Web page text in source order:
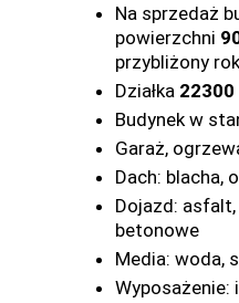
Na sprzedaż
powierzchni
przybliżony
Działka 22300
Budynek w
Garaż,
Dach: blacha,
Dojazd:
betonowe
Media: woda,
Wyposażenie: